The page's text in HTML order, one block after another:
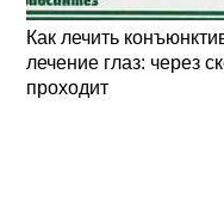
Как лечить
лечение глаз: через
проходит